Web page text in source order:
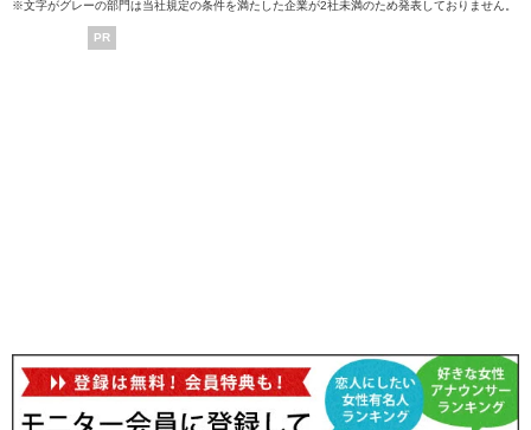
※文字がグレーの部門は当社規定の条件を満たした企業が2社未満のため発表しておりません。
PR